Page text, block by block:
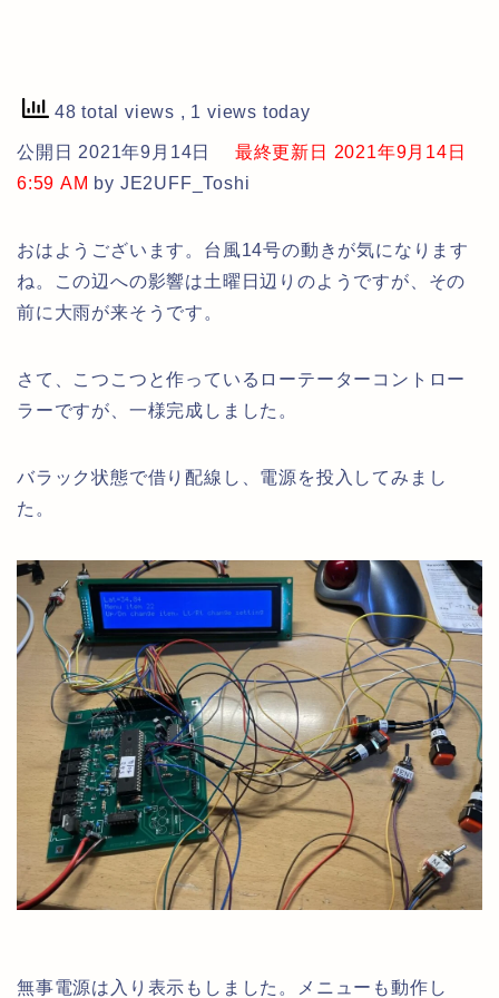
48 total views , 1 views today
公開日 2021年9月14日
最終更新日 2021年9月14日
6:59 AM by JE2UFF_Toshi
おはようございます。台風14号の動きが気になります
ね。この辺への影響は土曜日辺りのようですが、その
前に大雨が来そうです。
さて、こつこつと作っているローテーターコントロー
ラーですが、一様完成しました。
バラック状態で借り配線し、電源を投入してみまし
た。
無事電源は入り表示もしました。メニューも動作し